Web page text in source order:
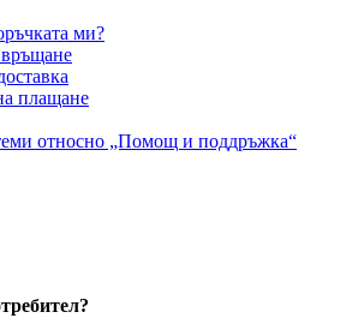
ми?
плащане
относно „Помощ и поддръжка“